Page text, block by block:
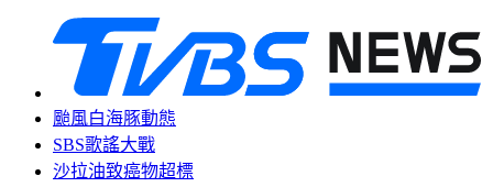
颱風白海豚動態
SBS歌謠大戰
沙拉油致癌物超標